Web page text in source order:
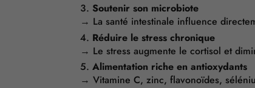
Soutenir son microbiote
→ La santé intestinale influence
Réduire le stress chronique
→ Le stress augmente le cortisol et
Alimentation riche en antioxydants
→ Vitamine C, zinc, flavonoïdes,